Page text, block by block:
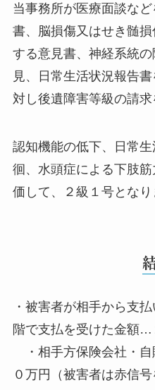
当事務所が医療面談な
書、脳損傷又はせき髄
する意見書、神経系統
見、日常生活状況報告
対し後遺障害等級の請求
認知機能の低下、日常
徊、水頭症による下肢
価して、２級１号となり
・被害者が相手から支
階で支払を受けた金額…
・相手方保険会社・
０万円（被害者は赤信